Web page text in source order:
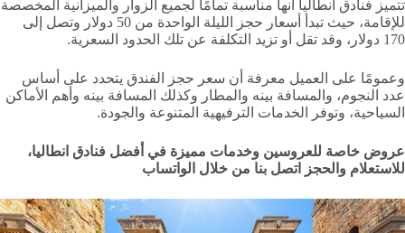
تتميز فنادق أنطاليا أنها مناسبة تمامًا لجميع الزوار والميزانية المخصصة
للإقامة، حيث تبدأ أسعار حجز الليلة الواحدة من 50 دولار وتصل إلى
170 دولار، وقد تقل أو تزيد التكلفة عن تلك الحدود السعرية.
وعمومًا على العميل معرفة أن سعر حجز الفندق يتحدد على أساس
عدد النجوم، والمسافة بينه والمطار وكذلك المسافة بينه وأهم الأماكن
السياحية، وتوفر الخدمات الترفيهية المتنوعة والجودة.
عروض خاصة للعروسين وخدمات مميزة في أفضل فنادق انطاليا،
للاستعلام والحجز اتصل بنا من خلال الواتساب